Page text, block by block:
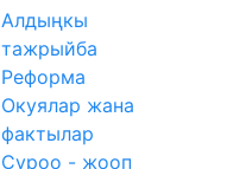
Алдыңкы
тажрыйба
Реформа
Окуялар жана
фактылар
Суроо - жооп